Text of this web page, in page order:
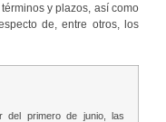
y plazos, así como
de, entre otros, los
del primero de junio, las